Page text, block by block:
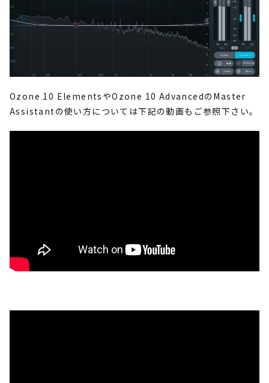
Ozone 10 ElementsやOzone 10 AdvancedのMaster
Assistantの使い方については下記の動画もご参照下さい。